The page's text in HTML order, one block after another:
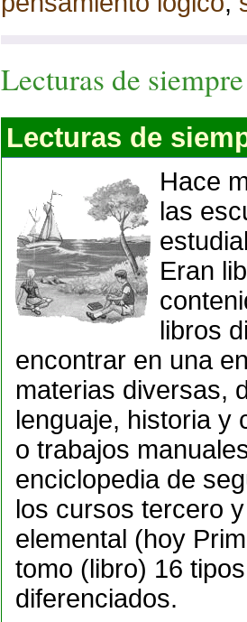
Lecturas de siempre
Lecturas de
Hace
las
Eran
libros
encontrar en una
materias diversas,
lenguaje, historia y
o trabajos
enciclopedia de
los cursos tercero
elemental (hoy
tomo (libro) 16
diferenciados.